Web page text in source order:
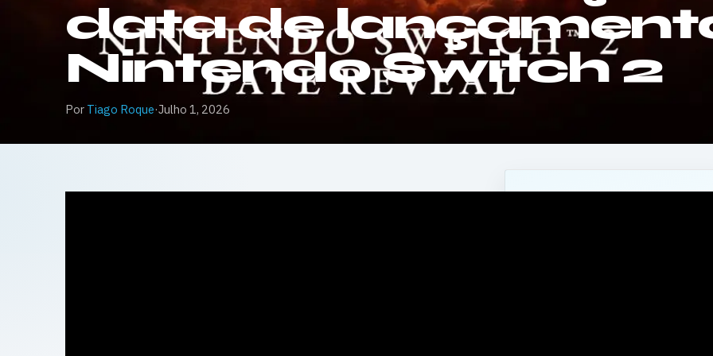
data de
Nintendo Switch 2
Por Tiago Roque·Julho 1, 2026